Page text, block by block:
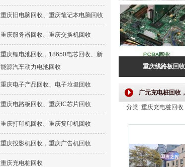
重庆旧电脑回收、重庆笔记本电脑回收
重庆服务器回收、重庆交换机回收
重庆锂电池回收，18650电芯回收、新
能源汽车动力电池回收
重庆电子产品回收、电子垃圾回收
重庆电路板回收、重庆IC芯片回收
重庆打印机回收、重庆复印机回收
重庆投影机回收，重庆广告机回收
重庆充电桩回收
重庆线路板回收
广元充电桩回收
分类: 重庆充电桩回